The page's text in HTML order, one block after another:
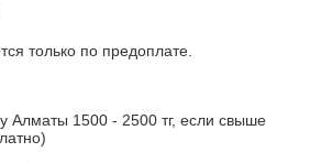
только по предоплате.
Алматы 1500 - 2500 тг, если свыше